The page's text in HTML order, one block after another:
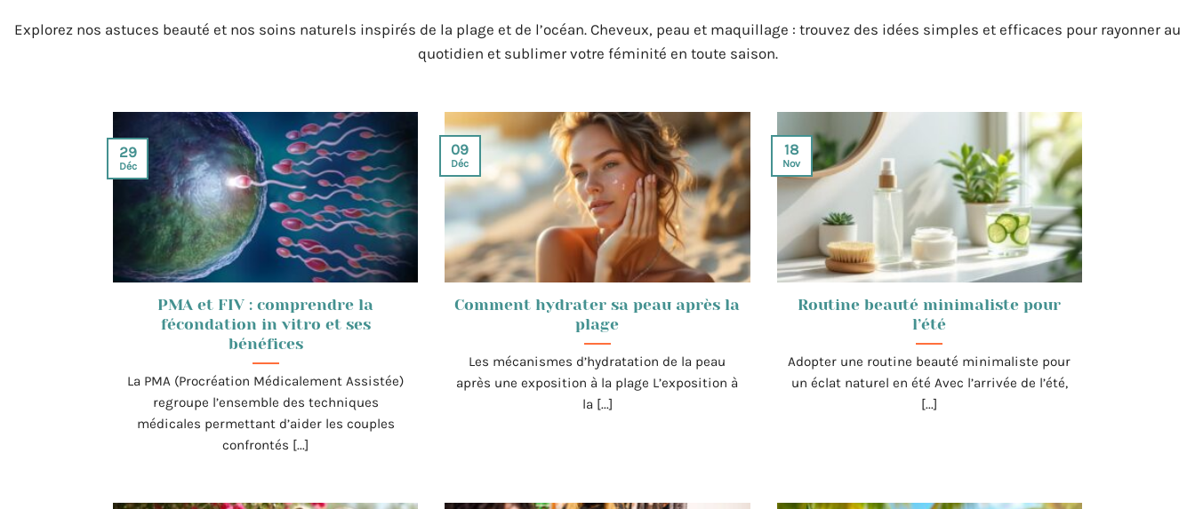
Explorez nos astuces beauté et nos soins naturels inspirés de la plage et de l’océan. Cheveux, peau et maquillage : trouvez des idées simples et efficaces pour rayonner au
quotidien et sublimer votre féminité en toute saison.
PMA et FIV : comprendre la
fécondation in vitro et ses
bénéfices
La PMA (Procréation Médicalement Assistée)
regroupe l’ensemble des techniques
médicales permettant d’aider les couples
confrontés [...]
29
Déc
Comment hydrater sa peau après la
plage
Les mécanismes d’hydratation de la peau
après une exposition à la plage L’exposition à
la [...]
09
Déc
Routine beauté minimaliste pour
l’été
Adopter une routine beauté minimaliste pour
un éclat naturel en été Avec l’arrivée de l’été,
[...]
18
Nov